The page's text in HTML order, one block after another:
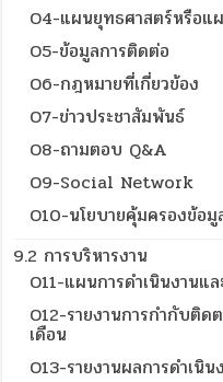
O4-แผนยุทธศาสตร์หรือ
O5-ข้อมูลการติดต่อ
O6-กฎหมายที่เกี่ยวข้อง
O7-ข่าวประชาสัมพันธ์
O8-ถามตอบ Q&A
O9-Social Network
O10-นโยบายคุ้มครองข้อ
9.2 การบริหารงาน
O11-แผนการดำเนินงานแ
O12-รายงานการกำกับติด
เดือน
O13-รายงานผลการดำเนิ